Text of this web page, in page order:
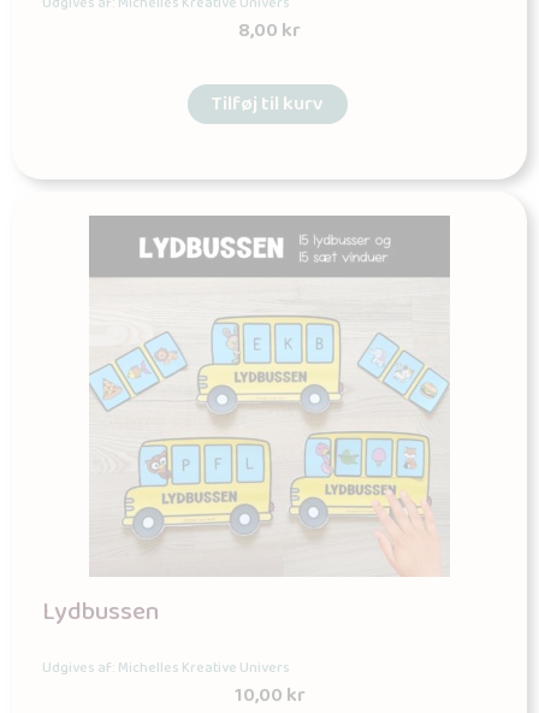
8,00kr
Tilføj til kurv
Lydbussen
Udgives af: Michelles Kreative Univers
10,00kr